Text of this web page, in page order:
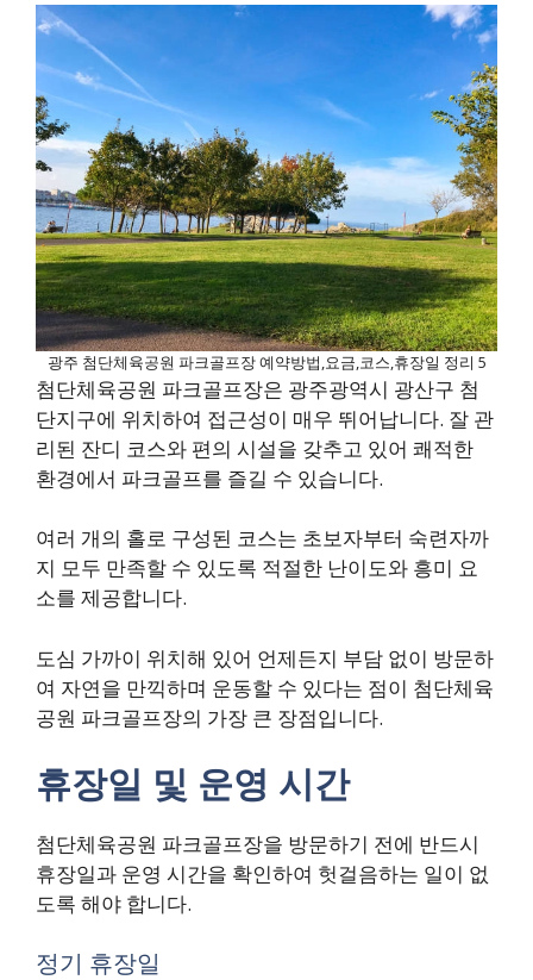
광주 첨단체육공원 파크골프장 예약방법,요금,코스,휴장일 정리 5
첨단체육공원 파크골프장은 광주광역시 광산구 첨
단지구에 위치하여 접근성이 매우 뛰어납니다. 잘 관
리된 잔디 코스와 편의 시설을 갖추고 있어 쾌적한
환경에서 파크골프를 즐길 수 있습니다.
여러 개의 홀로 구성된 코스는 초보자부터 숙련자까
지 모두 만족할 수 있도록 적절한 난이도와 흥미 요
소를 제공합니다.
도심 가까이 위치해 있어 언제든지 부담 없이 방문하
여 자연을 만끽하며 운동할 수 있다는 점이 첨단체육
공원 파크골프장의 가장 큰 장점입니다.
휴장일 및 운영 시간
첨단체육공원 파크골프장을 방문하기 전에 반드시
휴장일과 운영 시간을 확인하여 헛걸음하는 일이 없
도록 해야 합니다.
정기 휴장일